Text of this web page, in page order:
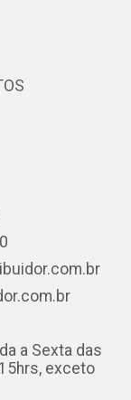
a Sexta das
exceto